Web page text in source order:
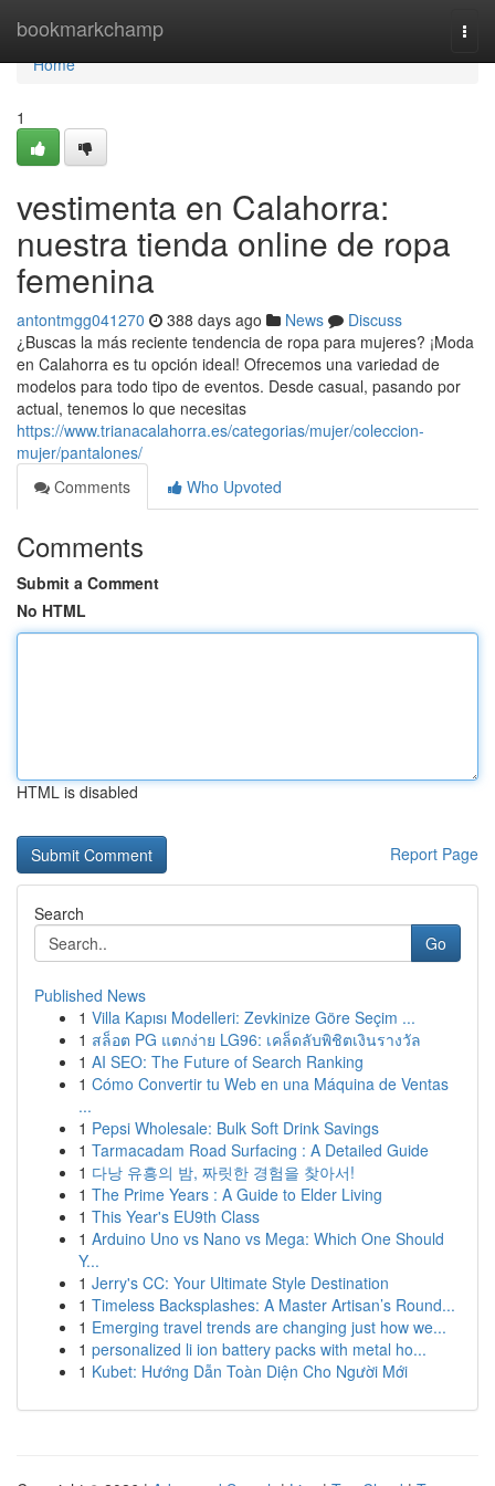
bookmarkchamp
Home
Home
1
vestimenta en Calahorra:
nuestra tienda online de ropa
femenina
antontmgg041270 388 days ago News
Discuss
¿Buscas la más reciente tendencia de ropa para mujeres? ¡Moda
en Calahorra es tu opción ideal! Ofrecemos una variedad de
modelos para todo tipo de eventos. Desde casual, pasando por
actual, tenemos lo que necesitas
https://www.trianacalahorra.es/categorias/mujer/coleccion-
mujer/pantalones/
Comments
Who Upvoted
Comments
Submit a Comment
No HTML
HTML is disabled
Report Page
Search
Go
Published News
1 Villa Kapısı Modelleri: Zevkinize Göre Seçim ...
1 สล็อต PG แตกง่าย LG96: เคล็ดลับพิชิตเงินรางวัล
1 AI SEO: The Future of Search Ranking
1 Cómo Convertir tu Web en una Máquina de Ventas
...
1 Pepsi Wholesale: Bulk Soft Drink Savings
1 Tarmacadam Road Surfacing : A Detailed Guide
1 다낭 유흥의 밤, 짜릿한 경험을 찾아서!
1 The Prime Years : A Guide to Elder Living
1 This Year's EU9th Class
1 Arduino Uno vs Nano vs Mega: Which One Should
Y...
1 Jerry's CC: Your Ultimate Style Destination
1 Timeless Backsplashes: A Master Artisan’s Round...
1 Emerging travel trends are changing just how we...
1 personalized li ion battery packs with metal ho...
1 Kubet: Hướng Dẫn Toàn Diện Cho Người Mới